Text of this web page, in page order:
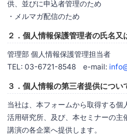
供、並びに申込者管理のため
・メルマガ配信のため
２．個人情報保護管理者の氏名
管理部 個人情報保護管理担当者
TEL: 03-6721-8548 e-mail:
３．個人情報の第三者提供につい
当社は、本フォームから取得する個
活用研究所、及び、本セミナーの主
講演の各企業へ提供します。